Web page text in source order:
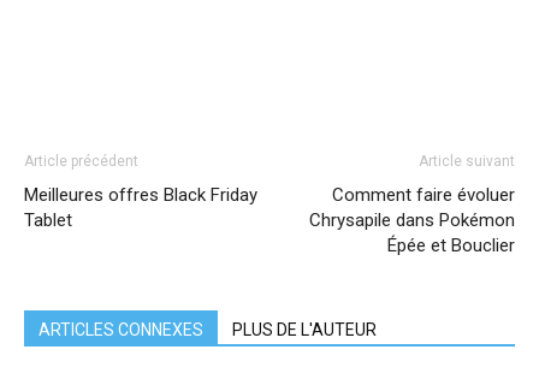
Article précédent
Meilleures offres Black Friday
Tablet
Article suivant
Comment faire évoluer
Chrysapile dans Pokémon
Épée et Bouclier
ARTICLES CONNEXES PLUS DE L'AUTEUR